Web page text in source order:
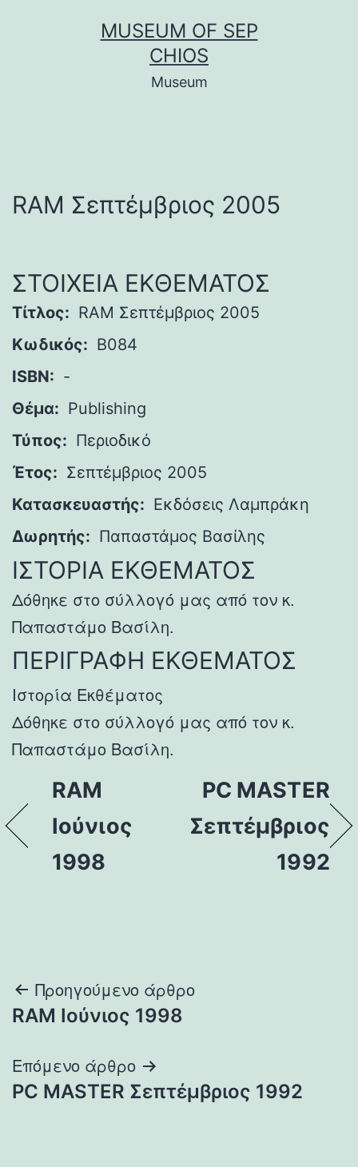
MUSEUM OF SEP
CHIOS
Museum
RAM Σεπτέμβριος 2005
ΣΤΟΙΧΕΙΑ ΕΚΘΕΜΑΤΟΣ
Τίτλος: RAM Σεπτέμβριος 2005
Κωδικός: B084
ISBN: -
Θέμα: Publishing
Τύπος: Περιοδικό
Έτος: Σεπτέμβριος 2005
Κατασκευαστής: Εκδόσεις Λαμπράκη
Δωρητής: Παπαστάμος Βασίλης
ΙΣΤΟΡΙΑ ΕΚΘΕΜΑΤΟΣ
Δόθηκε στο σύλλογό μας από τον κ.
Παπαστάμο Βασίλη.
ΠΕΡΙΓΡΑΦΗ ΕΚΘΕΜΑΤΟΣ
Ιστορία Εκθέματος
Δόθηκε στο σύλλογό μας από τον κ.
Παπαστάμο Βασίλη.
RAM
Ιούνιος
1998
PC MASTER
Σεπτέμβριος
1992
Πλοήγηση
άρθρων
Προηγούμενο άρθρο
RAM Ιούνιος 1998
Επόμενο άρθρο
PC MASTER Σεπτέμβριος 1992